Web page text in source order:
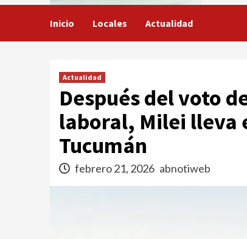
Inicio Locales Actualidad
Actualidad
Después del voto
laboral, Milei lleva
Tucumán
febrero 21, 2026 abnotiweb